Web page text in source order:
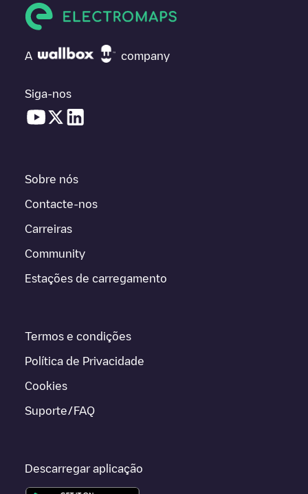
A company
Siga-nos
Sobre nós
Contacte-nos
Carreiras
Community
Estações de carregamento
Termos e condições
Política de Privacidade
Cookies
Suporte/FAQ
Descarregar aplicação